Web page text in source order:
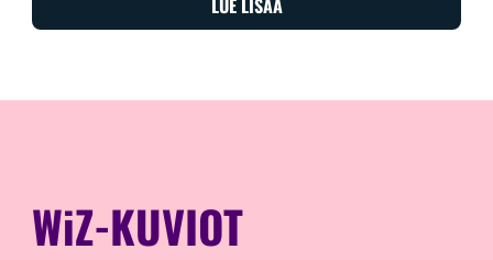
LUE LISÄÄ
WiZ-KUVIOT